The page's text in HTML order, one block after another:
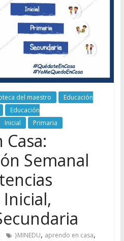
del maestro
Educación
Educación
Inicial Primaria
Semanal
Inicial,
}MINEDU, aprendo en casa,